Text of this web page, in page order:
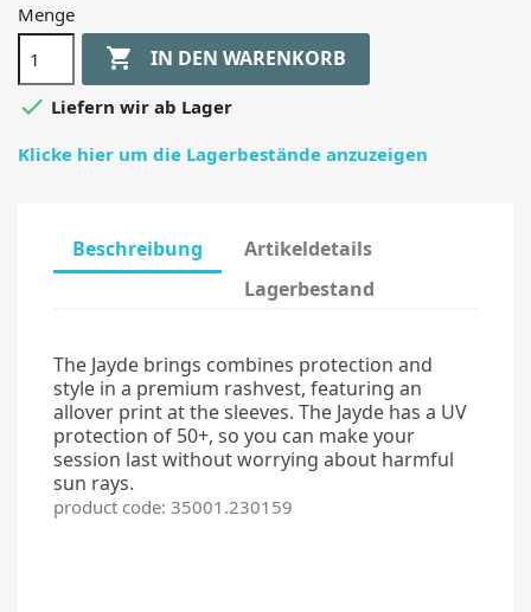
Menge
 IN DEN WARENKORB
 Liefern wir ab Lager
Klicke hier um die Lagerbestände anzuzeigen
Beschreibung
Artikeldetails
Lagerbestand
The Jayde brings combines protection and
style in a premium rashvest, featuring an
allover print at the sleeves. The Jayde has a UV
protection of 50+, so you can make your
session last without worrying about harmful
sun rays.
product code: 35001.230159